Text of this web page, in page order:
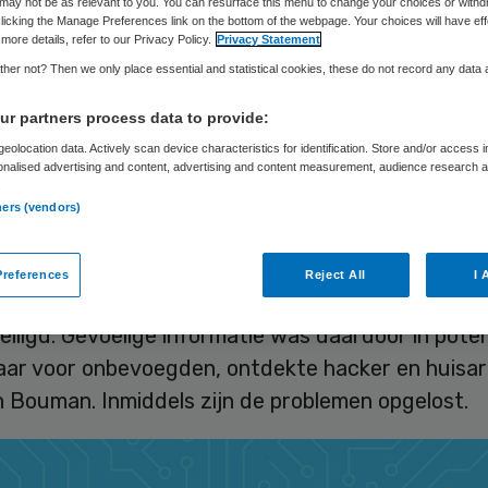
in
van het Amsterdam UMC,
grensoverschrijdend gedrag kunnen melden,
Gevoelige informatie was daardoor in
voor onbevoegden, ontdekte hacker en
Inmiddels zijn de problemen opgelost.
the Manage Preferences link on the bottom of the webpage. Your choices will have
details, refer to our Privacy Policy. Privacy Statement
not? Then we only place essential and statistical cookies, these do not record any data
partners process data to provide:
data. Actively scan device characteristics for identification. Store and/or access
advertising and content, advertising and content measurement, audience research
(vendors)
Reject All I